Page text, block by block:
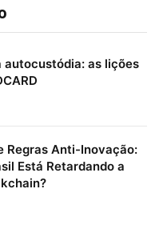
autocustódia: as lições
Regras Anti-Inovação:
Está Retardando a